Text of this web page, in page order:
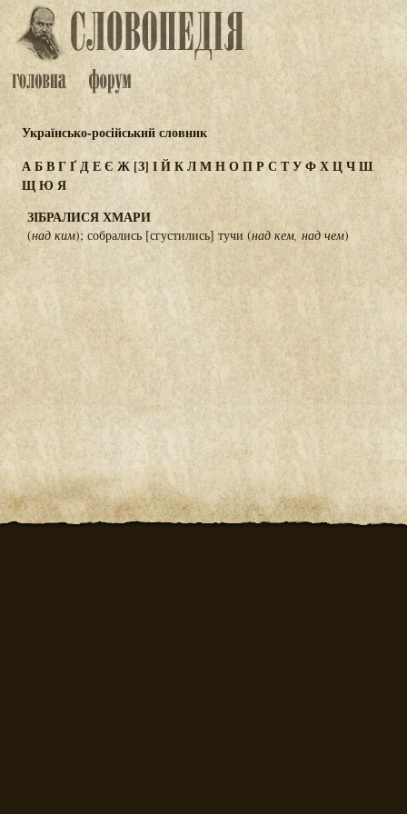
Українсько-російський словник
АБВГҐДЕЄ Ж[З] ІЙКЛМНОПР С ТУФХЦЧШ
ЩЮ Я
ЗІБРАЛИСЯ ХМАРИ
(над ким); собрались [сгустились] тучи (над кем, над чем)